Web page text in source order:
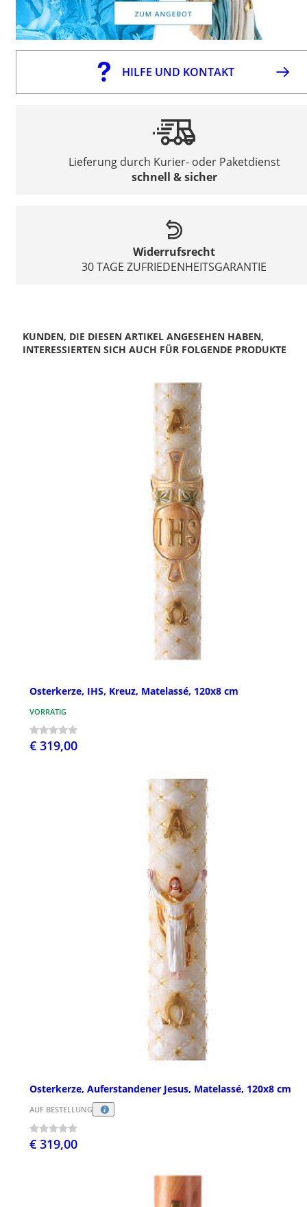
HILFE UND KONTAKT
Lieferung durch Kurier- oder Paketdienst
schnell & sicher
Widerrufsrecht
30 TAGE ZUFRIEDENHEITSGARANTIE
KUNDEN, DIE DIESEN ARTIKEL ANGESEHEN HABEN,
INTERESSIERTEN SICH AUCH FÜR FOLGENDE PRODUKTE
Osterkerze, IHS, Kreuz, Matelassé, 120x8 cm
VORRÄTIG
€ 319,00
Osterkerze, Auferstandener Jesus, Matelassé, 120x8 cm
AUF BESTELLUNG
€ 319,00